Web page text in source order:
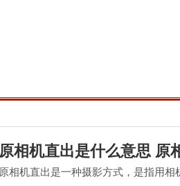
原相机直出是什么意思 原
原相机直出是一种摄影方式，是指用